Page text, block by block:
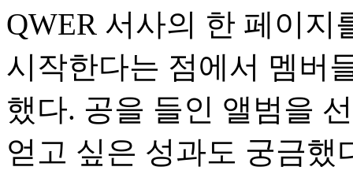
QWER 서사의 한 페이지
시작한다는 점에서 멤버
했다. 공을 들인 앨범을
얻고 싶은 성과도 궁금했